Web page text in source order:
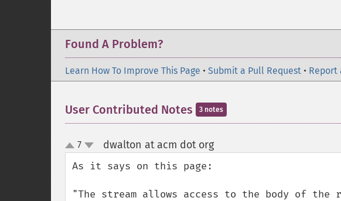
Found A Problem?
Learn How To Improve This Page • Submit a Pull Request • Report
User Contributed Notes 3 notes
up
down
7 dwalton at acm dot org¶
As it says on this page:
"The stream allows access to the body of the